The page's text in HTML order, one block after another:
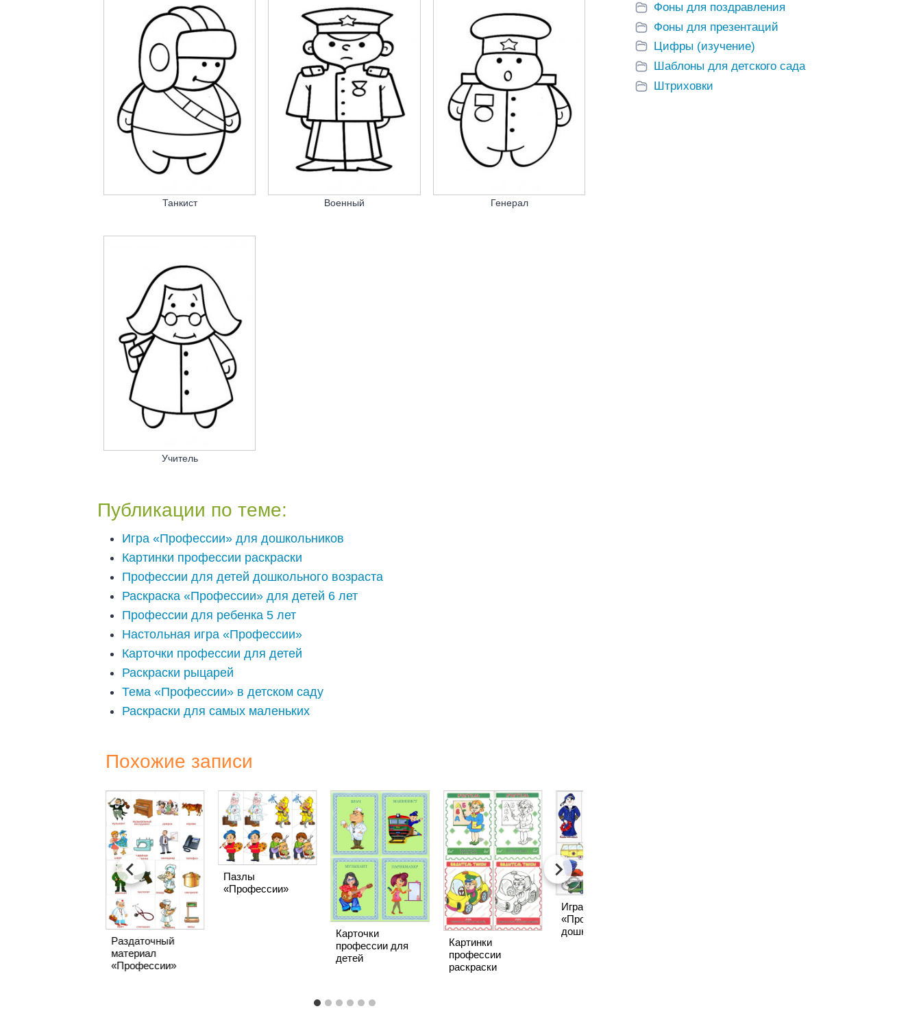
Танкист Военный Генерал
Учитель
Публикации по теме:
Игра «Профессии» для дошкольников
Картинки профессии раскраски
Профессии для детей дошкольного возраста
Раскраска «Профессии» для детей 6 лет
Профессии для ребенка 5 лет
Настольная игра «Профессии»
Карточки профессии для детей
Раскраски рыцарей
Тема «Профессии» в детском саду
Раскраски для самых маленьких
Похожие записи
Раздаточный
материал
«Профессии»
Пазлы
«Профессии»
Карточки
профессии для
детей
Картинки
профессии
раскраски
Игра
«Профессии» для
дошкольников
Фоны для поздравления
Фоны для презентаций
Цифры (изучение)
Шаблоны для детского сада
Штриховки